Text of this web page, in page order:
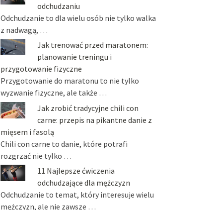
odchudzaniu
Odchudzanie to dla wielu osób nie tylko walka
z nadwagą, …
Jak trenować przed maratonem:
planowanie treningu i
przygotowanie fizyczne
Przygotowanie do maratonu to nie tylko
wyzwanie fizyczne, ale także …
Jak zrobić tradycyjne chili con
carne: przepis na pikantne danie z
mięsem i fasolą
Chili con carne to danie, które potrafi
rozgrzać nie tylko …
11 Najlepsze ćwiczenia
odchudzające dla mężczyzn
Odchudzanie to temat, który interesuje wielu
mężczyzn, ale nie zawsze …